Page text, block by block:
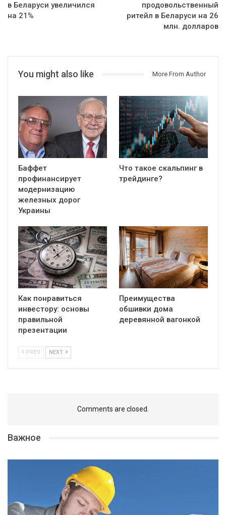
в Беларуси увеличился
на 21%
продовольственный
ритейл в Беларуси на 26
млн. долларов
You might also like More From Author
Бaффет
профинансирует
модернизацию
железных дорог
Украины
Что такое скальпинг в
трейдинге?
Как понравиться
инвестору: основы
правильной
презентации
Преимущества
обшивки дома
деревянной вагонкой
PREV NEXT
Comments are closed.
Важное